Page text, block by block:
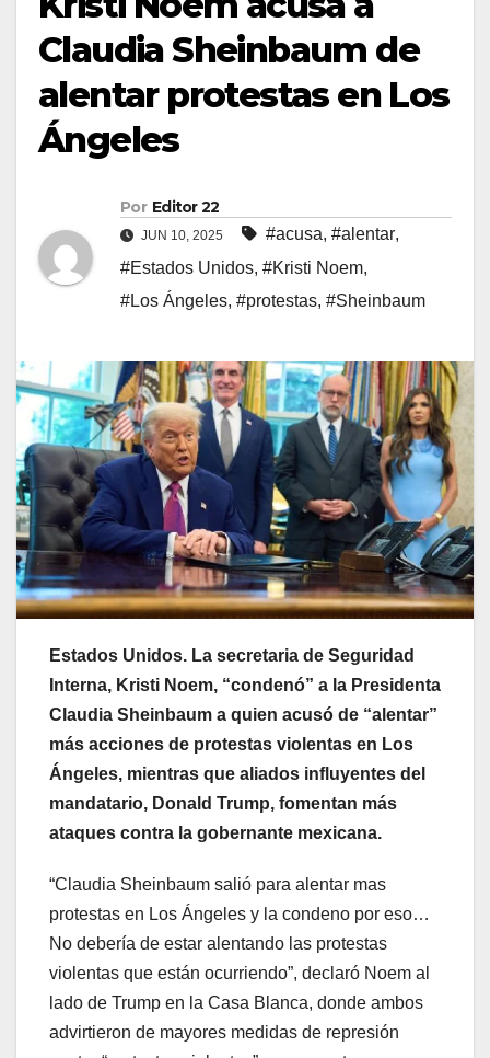
Claudia Sheinbaum de
alentar protestas en Los
Ángeles
Por Editor 22
JUN 10, 2025 #acusa, #alentar,
#Estados Unidos, #Kristi Noem,
#Los Ángeles, #protestas, #Sheinbaum
Estados Unidos. La secretaria de Seguridad
Interna, Kristi Noem, “condenó” a la Presidenta
Claudia Sheinbaum a quien acusó de “alentar”
más acciones de protestas violentas en Los
Ángeles, mientras que aliados influyentes del
mandatario, Donald Trump, fomentan más
ataques contra la gobernante mexicana.
“Claudia Sheinbaum salió para alentar mas
protestas en Los Ángeles y la condeno por eso…
No debería de estar alentando las protestas
violentas que están ocurriendo”, declaró Noem al
lado de Trump en la Casa Blanca, donde ambos
advirtieron de mayores medidas de represión